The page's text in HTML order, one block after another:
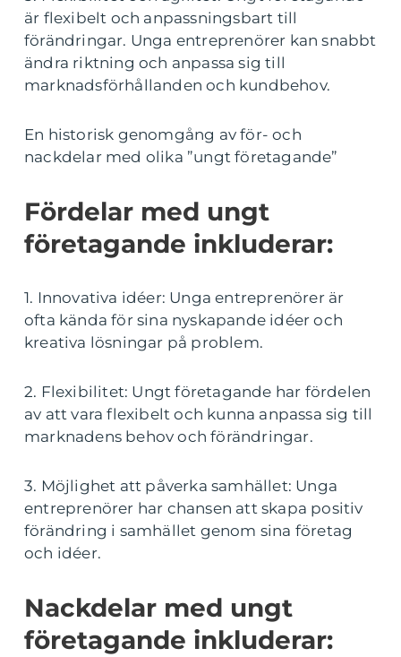
är flexibelt och anpassningsbart till
förändringar. Unga entreprenörer kan snabbt
ändra riktning och anpassa sig till
marknadsförhållanden och kundbehov.
En historisk genomgång av för- och
nackdelar med olika ”ungt företagande”
Fördelar med ungt
företagande inkluderar:
1. Innovativa idéer: Unga entreprenörer är
ofta kända för sina nyskapande idéer och
kreativa lösningar på problem.
2. Flexibilitet: Ungt företagande har fördelen
av att vara flexibelt och kunna anpassa sig till
marknadens behov och förändringar.
3. Möjlighet att påverka samhället: Unga
entreprenörer har chansen att skapa positiv
förändring i samhället genom sina företag
och idéer.
Nackdelar med ungt
företagande inkluderar: